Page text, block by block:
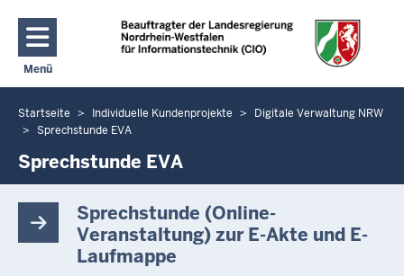
Direkt zum Inhalt
Menü
Navigation aktivieren/deaktivieren: Hauptmenü
Sie
befinden
sich
hier
Startseite Individuelle Kundenprojekte
Digitale Verwaltung NRW
Sprechstunde EVA
Sprechstunde EVA
Sprechstunde (Online-
Veranstaltung) zur E-Akte und E-
Laufmappe